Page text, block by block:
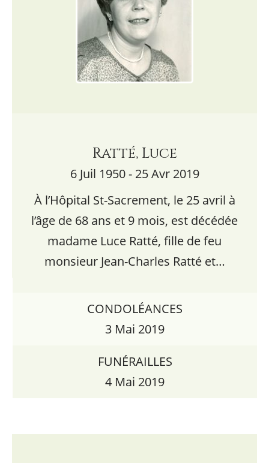
Ratté, Luce
6 Juil 1950 - 25 Avr 2019
À l’Hôpital St-Sacrement, le 25 avril à
l’âge de 68 ans et 9 mois, est décédée
madame Luce Ratté, fille de feu
monsieur Jean-Charles Ratté et…
CONDOLÉANCES
3 Mai 2019
FUNÉRAILLES
4 Mai 2019